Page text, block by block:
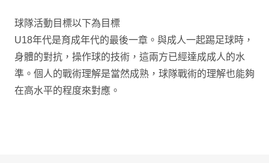
球隊活動目標以下為目標
U18年代是育成年代的最後一章。與成人一起踢足球時，
身體的對抗，操作球的技術，這兩方已經達成成人的水
準。個人的戰術理解是當然成熟，球隊戰術的理解也能夠
在高水平的程度來對應。